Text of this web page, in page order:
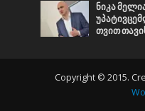
ნიკა
თვით
Copyright © 2015.